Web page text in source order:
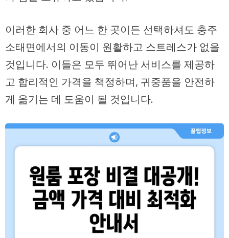
이러한 회사 중 어느 한 곳이든 선택하셔도 충주
소태면에서의 이동이 원활하고 스트레스가 없을
것입니다. 이들은 모두 뛰어난 서비스를 제공하
고 합리적인 가격을 책정하며, 귀중품을 안전하
게 옮기는 데 도움이 될 것입니다.